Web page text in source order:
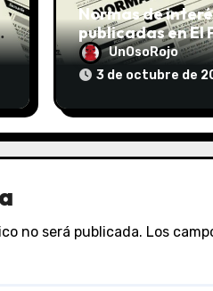
Normas de
publicadas en El
el 03/10/2023
UnOsoRojo
3 de octubre de
no será publicada. Los